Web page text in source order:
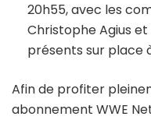
20h55, avec les
Christophe Agius
présents sur place
Afin de profiter
abonnement WWE